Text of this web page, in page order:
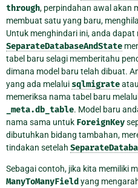
through, perpindahan awal akan
membuat satu yang baru,
Untuk menghindari ini, anda dapat
SeparateDatabaseAndState
tabel baru selagi memberitahu
dimana model baru telah dibuat.
yang ada melalui sqlmigrateatau
memeriksa nama tabel baru
_meta.db_table. Model baru
nama sama untuk ForeignKey
dibutuhkan bidang tambahan,
tindakan setelah
Sebagai contoh, jika kita memiliki
ManyToManyFieldyang